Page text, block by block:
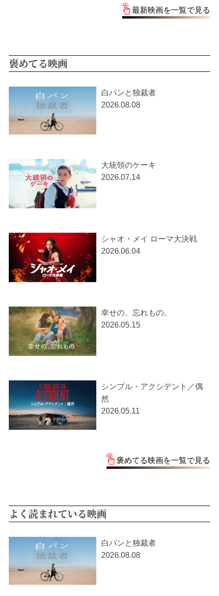
最新映画を一覧で見る
褒めてる映画
白パンと独裁者
2026.08.08
大統領のケーキ
2026.07.14
シャオ・メイ ローマ大決戦
2026.06.04
幸せの、忘れもの。
2026.05.15
シンプル・アクシデント／偶
然
2026.05.11
褒めてる映画を一覧で見る
よく読まれている映画
白パンと独裁者
2026.08.08